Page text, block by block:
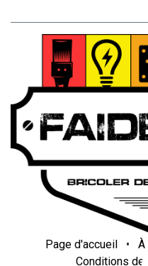
Page d'accueil • À
Conditions